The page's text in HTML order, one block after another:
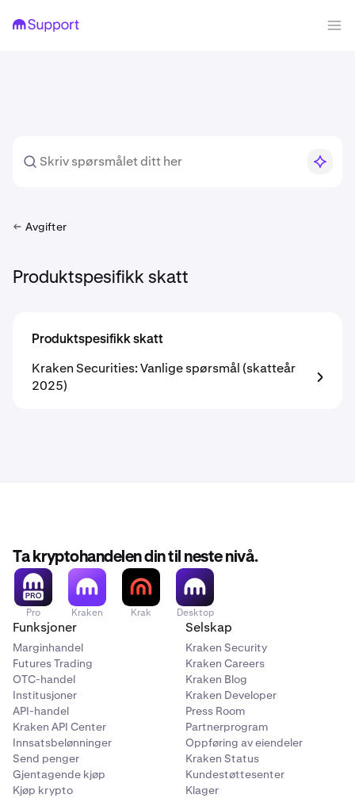
Avgifter
Produktspesifikk skatt
Produktspesifikk skatt
Kraken Securities: Vanlige spørsmål (skatteår
2025)
Ta kryptohandelen din til neste nivå.
Pro Kraken Krak Desktop
Funksjoner
Marginhandel
Futures Trading
OTC-handel
Institusjoner
API-handel
Kraken API Center
Innsatsbelønninger
Send penger
Gjentagende kjøp
Kjøp krypto
Selskap
Kraken Security
Kraken Careers
Kraken Blog
Kraken Developer
Press Room
Partnerprogram
Oppføring av eiendeler
Kraken Status
Kundestøttesenter
Klager